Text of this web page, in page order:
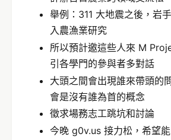
舉例：311 大地震之後，岩
入農漁業研究
所以預計邀這些人來 M
引各學門的參與者多對話
大頭之間會出現誰來帶頭的
會是沒有誰為首的概念
徵求場務志工跳坑和討論
今晚 g0v.us 接力松，希望